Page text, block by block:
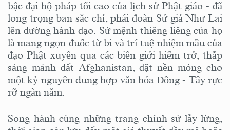
bậc đại hộ pháp tối cao của lịch sử Phật giáo - đã
long trọng ban sắc chỉ, phái đoàn Sứ giả Như Lai
lên đường hành đạo. Sứ mệnh thiêng liêng của họ
là mang ngọn đuốc từ bi và trí tuệ nhiệm mầu của
đạo Phật xuyên qua các biên giới hiểm trở, thắp
sáng mảnh đất Afghanistan, đặt nền móng cho
một kỷ nguyên dung hợp văn hóa Đông - Tây rực
rỡ ngàn năm.
Song hành cùng những trang chính sử lẫy lừng,